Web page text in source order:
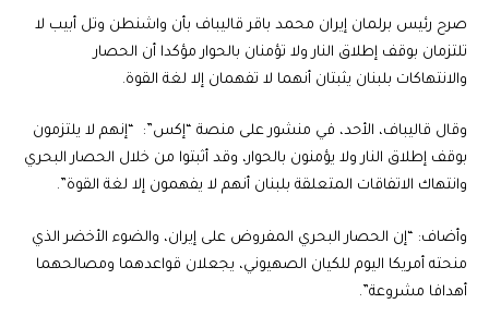
صرح رئيس برلمان إيران محمد باقر قاليباف بأن واشنطن وتل أبيب لا
تلتزمان بوقف إطلاق النار ولا تؤمنان بالحوار مؤكدا أن الحصار
والانتهاكات بلبنان يثبتان أنهما لا تفهمان إلا لغة القوة.
وقال قاليباف، الأحد، في منشور على منصة “إكس”: “إنهم لا يلتزمون
بوقف إطلاق النار ولا يؤمنون بالحوار، وقد أثبتوا من خلال الحصار البحري
وانتهاك الاتفاقات المتعلقة بلبنان أنهم لا يفهمون إلا لغة القوة”.
وأضاف: “إن الحصار البحري المفروض على إيران، والضوء الأخضر الذي
منحته أمريكا اليوم للكيان الصهيوني، يجعلان قواعدهما ومصالحهما
أهدافا مشروعة”.